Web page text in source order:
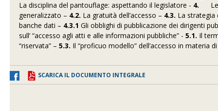
La disciplina del pantouflage: aspettando il legislatore - 4. Le
generalizzato – 4.2. La gratuità dell’accesso – 4.3. La strategia
banche dati – 4.3.1 Gli obblighi di pubblicazione dei dirigenti
sull’ “accesso agli atti e alle informazioni pubbliche” -5.1. Il
“riservata” –5.3. Il “proficuo modello” dell’accesso in materia
SCARICA IL DOCUMENTO INTEGRALE